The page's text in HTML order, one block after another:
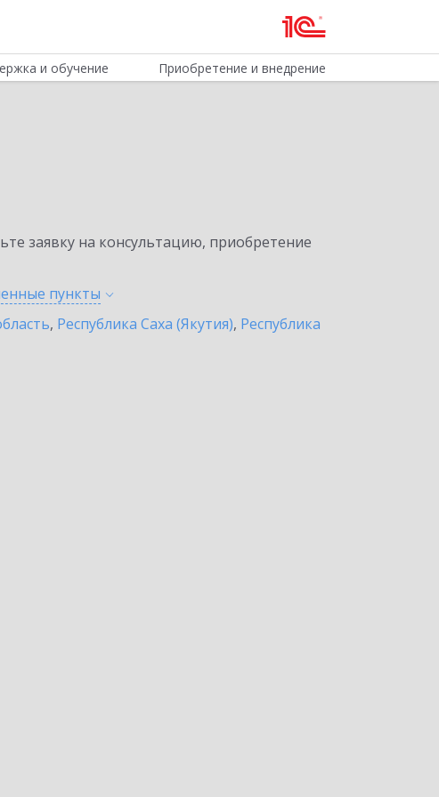
и обучение Приобретение и внедрение
заявку на консультацию, приобретение
пункты
, Республика Саха (Якутия), Республика